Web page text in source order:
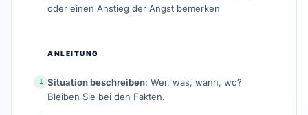
oder einen Anstieg der Angst bemerken
ANLEITUNG
1 Situation beschreiben: Wer, was, wann, wo?
Bleiben Sie bei den Fakten.